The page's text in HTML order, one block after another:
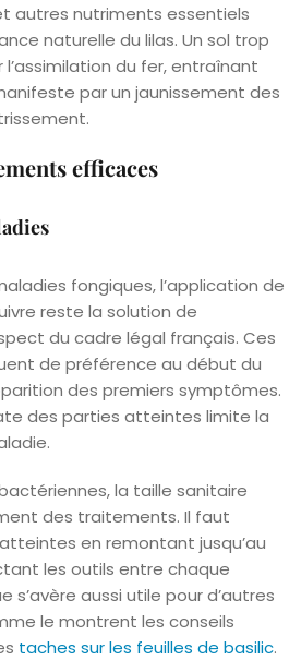
autres nutriments essentiels
naturelle du lilas. Un sol trop
du fer, entraînant
par un jaunissement des
efficaces
fongiques, l’application de
reste la solution de
du cadre légal français. Ces
de préférence au début du
des premiers symptômes.
des parties atteintes limite la
la taille sanitaire
des traitements. Il faut
en remontant jusqu’au
les outils entre chaque
aussi utile pour d’autres
le montrent les conseils
taches sur les feuilles de basilic.